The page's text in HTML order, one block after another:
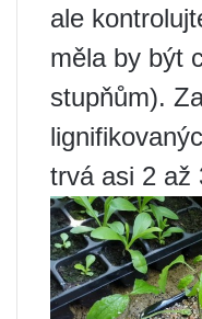
ale
měla by být
stupňům).
trvá asi 2 až